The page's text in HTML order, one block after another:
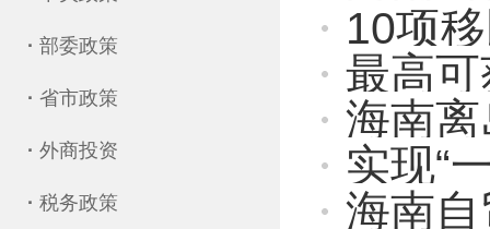
· 部委政策
· 省市政策
· 外商投资
· 税务政策
10项
最高可
海南
实现“
海南自